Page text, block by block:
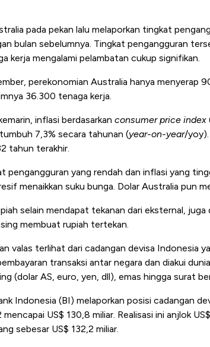
pada pekan lalu melaporkan tingkat
bulan sebelumnya. Tingkat pengangguran
kerja mengalami pelambatan cukup signifikan.
perekonomian Australia hanya menyerap
36.300 tenaga kerja.
inflasi berdasarkan consumerprice index
7,3% secara tahunan (year-on-year/
tahun terakhir.
pengangguran yang rendah dan inflasi yang
menaikkan suku bunga. Dolar Australia pun
selain mendapat tekanan dari eksternal, juga
membuat rupiah tertekan.
valas terlihat dari cadangan devisa Indonesia
transaksi antar negara dan diakui
(dolar AS, euro, yen, dll), emas hingga surat
Indonesia (BI) melaporkan posisi cadangan
US$ 130,8 miliar. Realisasi ini anjlok
sebesar US$ 132,2 miliar.
Bangkit